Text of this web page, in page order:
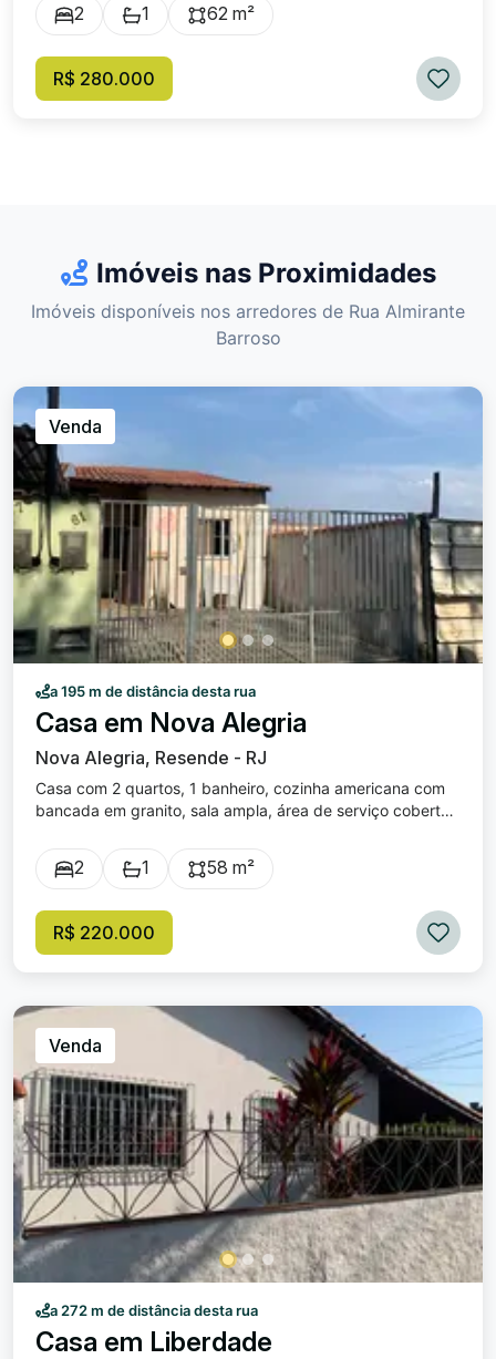
2 1 62 m²
R$ 280.000
Imóveis nas Proximidades
Imóveis disponíveis nos arredores de Rua Almirante
Barroso
Venda
a 195 m de distância desta rua
Casa em Nova Alegria
Nova Alegria, Resende - RJ
Casa com 2 quartos, 1 banheiro, cozinha americana com
bancada em granito, sala ampla, área de serviço coberta,
frio, janelas em blindex. O imóvel fica localizado próximo
ao Mercado Alegria, fácil acesso ao centro comercial do
2 1 58 m²
R$ 220.000
Venda
a 272 m de distância desta rua
Casa em Liberdade